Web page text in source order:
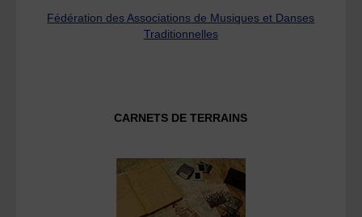
Fédération des Associations de Musiques et Danses
Traditionnelles
CARNETS DE TERRAINS